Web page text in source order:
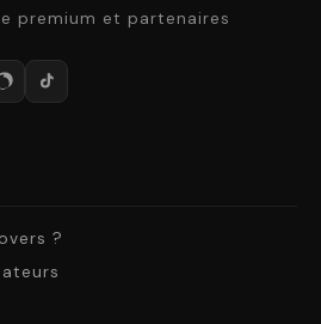
premium et partenaires
?